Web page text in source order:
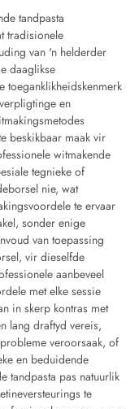
tandpasta
tradisionele
van 'n helderder
daaglikse
toeganklikheidskenmerk
en
beskikbaar maak vir
witmakende
tegnieke of
nie, wat
te ervaar
sonder enige
van toepassing
vir dieselfde
aanbeveel
met elke sessie
in skerp kontras met
lang draftyd vereis,
veroorsaak, of
en beduidende
tandpasta pas natuurlik
te